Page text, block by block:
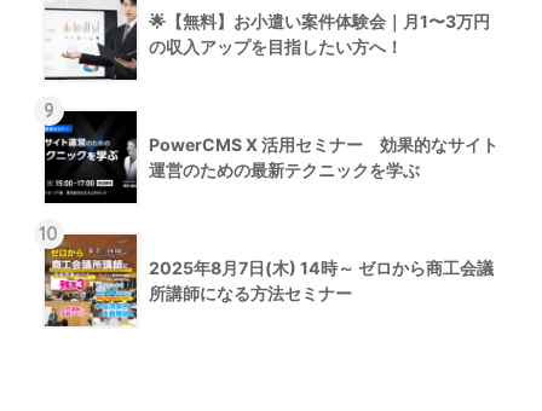
🌟【無料】お小遣い案件体験会｜月1〜3万円
の収入アップを目指したい方へ！
9
PowerCMS X 活用セミナー 効果的なサイト
運営のための最新テクニックを学ぶ
10
2025年8月7日(木) 14時～ ゼロから商工会議
所講師になる方法セミナー